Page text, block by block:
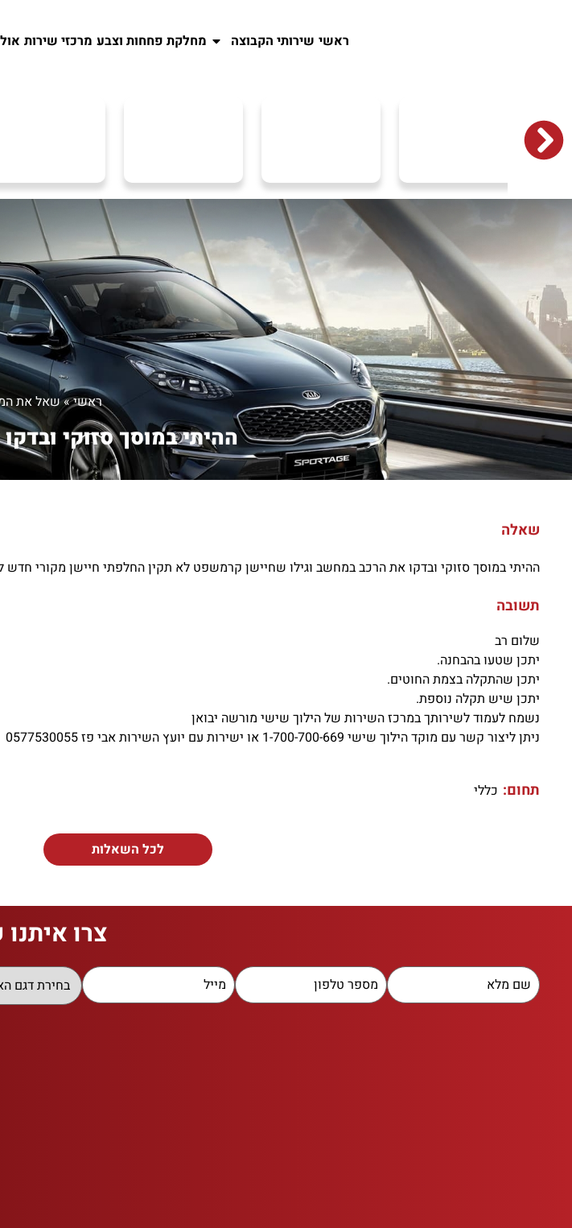
ראשי שירותי הקבוצה מחלקת פחחות וצבע מרכזי שירות
ראשי»שאל את
ההיתי במוסך סזוקי
שאלה
ההיתי במוסך סזוקי ובדקו את הרכב במחשב וגילו שחיישן קרמשפט לא תקין החלפתי חיישן מקורי חדש
תשובה
שלום רב
יתכן שטעו בהבחנה.
יתכן שהתקלה בצמת החוטים.
יתכן שיש תקלה נוספת.
נשמח לעמוד לשירותך במרכז השירות של הילוך שישי מורשה יבואן
ניתן ליצור קשר עם מוקד הילוך שישי 1-700-700-669 או ישירות עם יועץ השירות אבי פז 0577530055
תחום: כללי
לכל השאלות
צרו